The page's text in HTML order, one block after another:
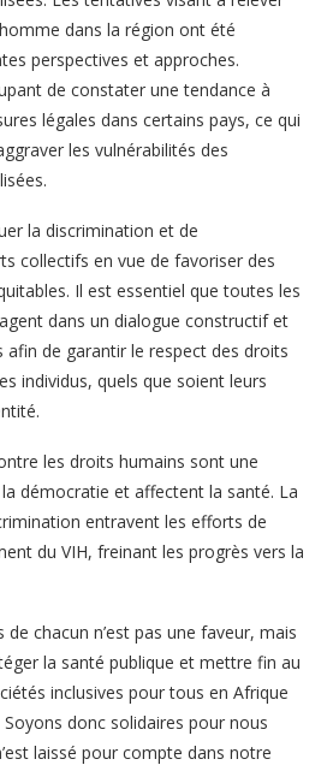
dans la région ont été
perspectives et approches.
de constater une tendance à
légales dans certains pays, ce qui
les vulnérabilités des
la discrimination et de
collectifs en vue de favoriser des
Il est essentiel que toutes les
dans un dialogue constructif et
de garantir le respect des droits
individus, quels que soient leurs
les droits humains sont une
démocratie et affectent la santé. La
entravent les efforts de
du VIH, freinant les progrès vers la
chacun n’est pas une faveur, mais
la santé publique et mettre fin au
inclusives pour tous en Afrique
Soyons donc solidaires pour nous
laissé pour compte dans notre